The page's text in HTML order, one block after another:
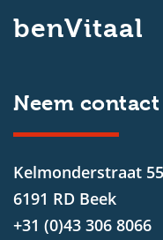
benVitaal
Neem
Kelmonderstraat 55
6191 RD Beek
+31 (0)43 306 8066